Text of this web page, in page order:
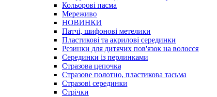
Кольорові пасма
Мереживо
НОВИНКИ
Патчі, шифонові метелики
Пластикові та акрилові серединки
Резинки для дитячих пов'язок на волосся
Серединки із перлинками
Стразова цепочка
Стразове полотно, пластикова тасьма
Стразові серединки
Стрічки